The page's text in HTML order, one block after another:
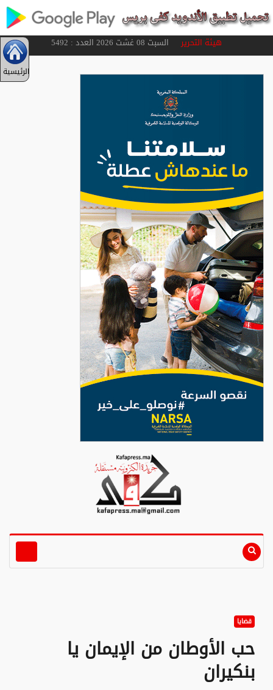
هيئة التحريرالسبت 08 غشت 2026 العدد : 5492
الرئيسية
قضايا
حب الأوطان من الإيمان يا
بنكيران